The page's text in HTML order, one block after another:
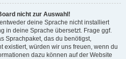
nicht zur Auswahl!
deine Sprache nicht installiert
in deine Sprache übersetzt. Frage ggf.
Sprachpaket, das du benötigst,
existiert, würden wir uns freuen, wenn du
dazu können auf der Website